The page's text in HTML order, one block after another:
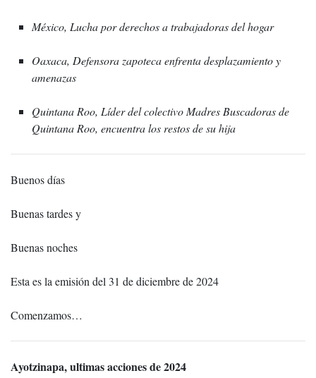
México, Lucha por derechos a trabajadoras del hogar
Oaxaca, Defensora zapoteca enfrenta desplazamiento y
amenazas
Quintana Roo, Líder del colectivo Madres Buscadoras de
Quintana Roo, encuentra los restos de su hija
Buenos días
Buenas tardes y
Buenas noches
Esta es la emisión del 31 de diciembre de 2024
Comenzamos…
Ayotzinapa, ultimas acciones de 2024